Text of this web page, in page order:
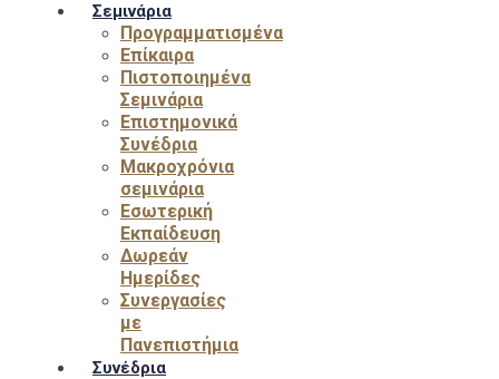
Σεμινάρια
Προγραμματισμένα
Επίκαιρα
Πιστοποιημένα
Σεμινάρια
Επιστημονικά
Συνέδρια
Μακροχρόνια
σεμινάρια
Εσωτερική
Εκπαίδευση
Δωρεάν
Ημερίδες
Συνεργασίες
με
Πανεπιστήμια
Συνέδρια